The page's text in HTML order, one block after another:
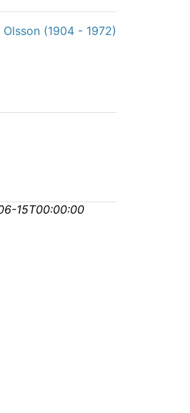
Olsson (1904 - 1972)
15T00:00:00